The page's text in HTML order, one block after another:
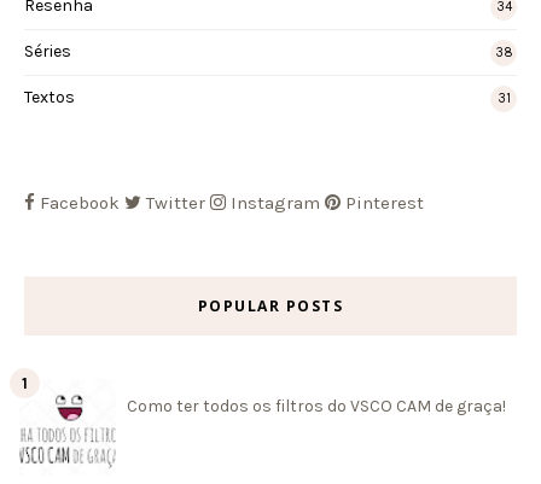
Resenha 34
Séries 38
Textos 31
Facebook Twitter Instagram Pinterest
POPULAR POSTS
Como ter todos os filtros do VSCO CAM de graça!